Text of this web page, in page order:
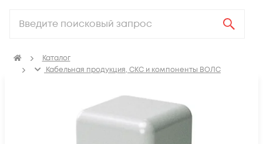
Каталог
Кабельная продукция, СКС и компоненты ВОЛС
Заглушки для кабель-канала